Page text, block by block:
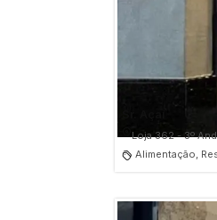
Loja 362 - 3º
Alimentação,